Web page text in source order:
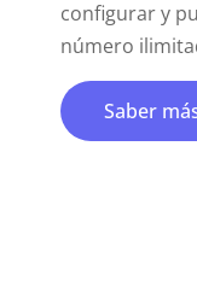
configurar y
número
Saber